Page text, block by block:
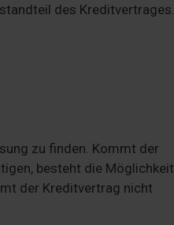
des Kreditvertrages.
zu finden. Kommt der
besteht die Möglichkeit
der Kreditvertrag nicht